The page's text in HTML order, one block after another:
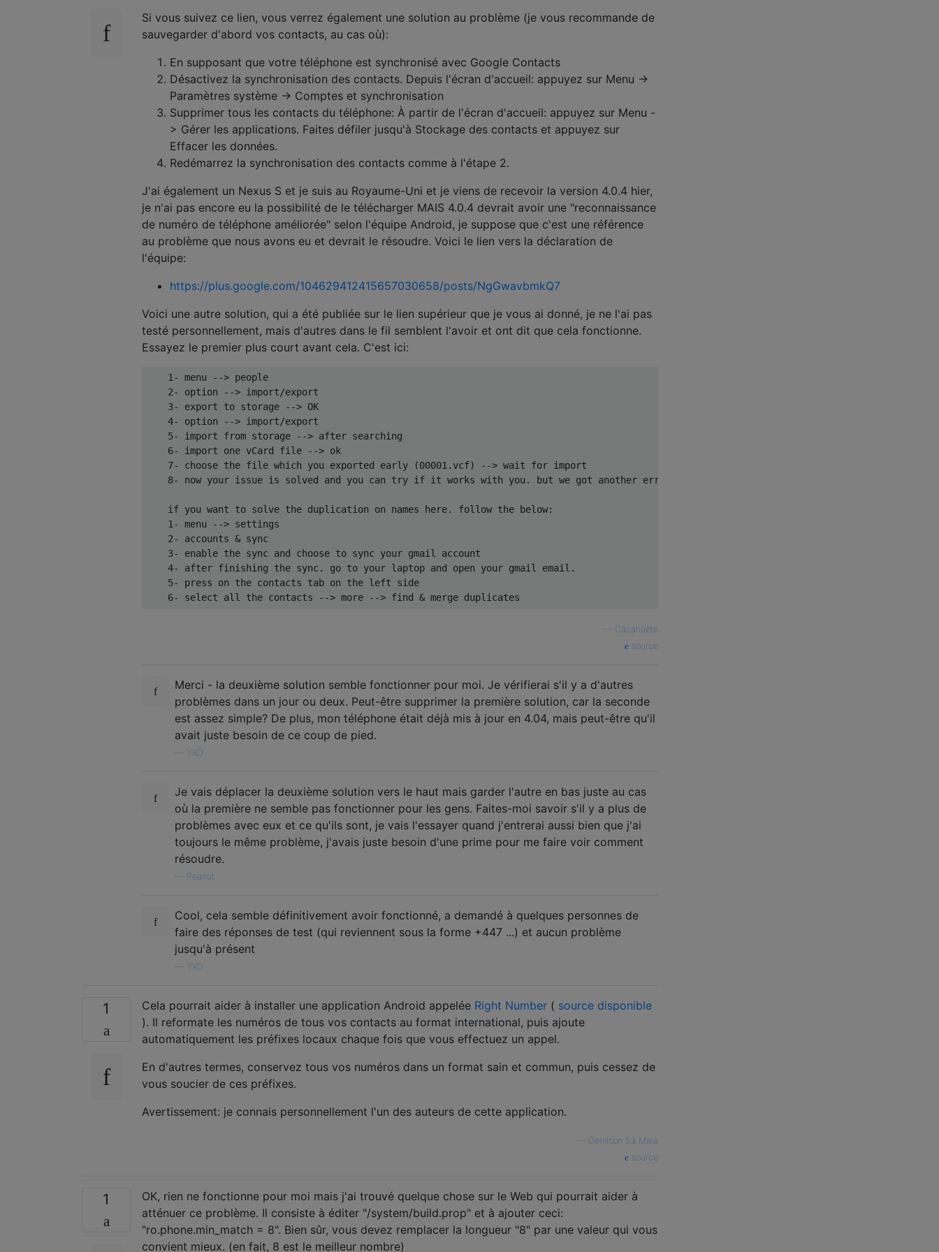
Si vous suivez ce lien, vous verrez également une solution au problème (je vous recommande de
sauvegarder d'abord vos contacts, au cas où):
En supposant que votre téléphone est synchronisé avec Google Contacts
Désactivez la synchronisation des contacts. Depuis l'écran d'accueil: appuyez sur Menu ->
Paramètres système -> Comptes et synchronisation
Supprimer tous les contacts du téléphone: À partir de l'écran d'accueil: appuyez sur Menu -
> Gérer les applications. Faites défiler jusqu'à Stockage des contacts et appuyez sur
Effacer les données.
Redémarrez la synchronisation des contacts comme à l'étape 2.
J'ai également un Nexus S et je suis au Royaume-Uni et je viens de recevoir la version 4.0.4 hier,
je n'ai pas encore eu la possibilité de le télécharger MAIS 4.0.4 devrait avoir une "reconnaissance
de numéro de téléphone améliorée" selon l'équipe Android, je suppose que c'est une référence
au problème que nous avons eu et devrait le résoudre. Voici le lien vers la déclaration de
l'équipe:
https://plus.google.com/104629412415657030658/posts/NgGwavbmkQ7
Voici une autre solution, qui a été publiée sur le lien supérieur que je vous ai donné, je ne l'ai pas
testé personnellement, mais d'autres dans le fil semblent l'avoir et ont dit que cela fonctionne.
Essayez le premier plus court avant cela. C'est ici:
    1- menu --> people
    2- option --> import/export
    3- export to storage --> OK
    4- option --> import/export
    5- import from storage --> after searching
    6- import one vCard file --> ok
    7- choose the file which you exported early (00001.vcf) --> wait for import
    8- now your issue is solved and you can try if it works with you. but we got another error of duplicated names here.
    if you want to solve the duplication on names here. follow the below:
    1- menu --> settings
    2- accounts & sync
    3- enable the sync and choose to sync your gmail account
    4- after finishing the sync. go to your laptop and open your gmail email.
    5- press on the contacts tab on the left side
Cacahuète
source
Merci - la deuxième solution semble fonctionner pour moi. Je vérifierai s'il y a d'autres
problèmes dans un jour ou deux. Peut-être supprimer la première solution, car la seconde
est assez simple? De plus, mon téléphone était déjà mis à jour en 4.04, mais peut-être qu'il
avait juste besoin de ce coup de pied.
YXD
Je vais déplacer la deuxième solution vers le haut mais garder l'autre en bas juste au cas
où la première ne semble pas fonctionner pour les gens. Faites-moi savoir s'il y a plus de
problèmes avec eux et ce qu'ils sont, je vais l'essayer quand j'entrerai aussi bien que j'ai
toujours le même problème, j'avais juste besoin d'une prime pour me faire voir comment
résoudre.
Peanut
Cool, cela semble définitivement avoir fonctionné, a demandé à quelques personnes de
faire des réponses de test (qui reviennent sous la forme +447 ...) et aucun problème
jusqu'à présent
YXD
1 Cela pourrait aider à installer une application Android appelée Right Number ( source disponible
). Il reformate les numéros de tous vos contacts au format international, puis ajoute
automatiquement les préfixes locaux chaque fois que vous effectuez un appel.
En d'autres termes, conservez tous vos numéros dans un format sain et commun, puis cessez de
vous soucier de ces préfixes.
Avertissement: je connais personnellement l'un des auteurs de cette application.
Denilson Sá Maia
source
1
OK, rien ne fonctionne pour moi mais j'ai trouvé quelque chose sur le Web qui pourrait aider à
atténuer ce problème. Il consiste à éditer "/system/build.prop" et à ajouter ceci:
"ro.phone.min_match = 8". Bien sûr, vous devez remplacer la longueur "8" par une valeur qui vous
convient mieux. (en fait, 8 est le meilleur nombre)